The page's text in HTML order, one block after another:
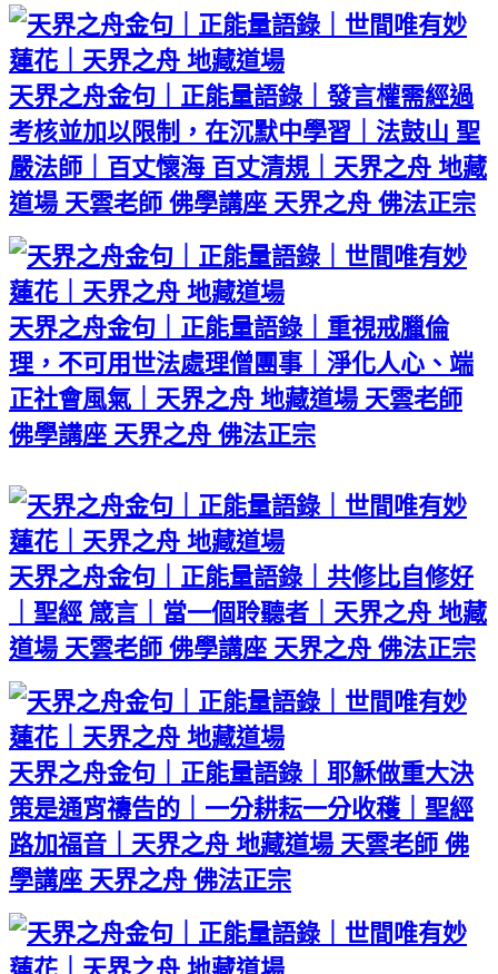
天界之舟金句｜正能量語錄｜發言權需經過
考核並加以限制，在沉默中學習｜法鼓山 聖
嚴法師｜百丈懷海 百丈清規｜天界之舟 地藏
道場 天雲老師 佛學講座 天界之舟 佛法正宗
天界之舟金句｜正能量語錄｜重視戒臘倫
理，不可用世法處理僧團事｜淨化人心、端
正社會風氣｜天界之舟 地藏道場 天雲老師
佛學講座 天界之舟 佛法正宗
天界之舟金句｜正能量語錄｜共修比自修好
｜聖經 箴言｜當一個聆聽者｜天界之舟 地藏
道場 天雲老師 佛學講座 天界之舟 佛法正宗
天界之舟金句｜正能量語錄｜耶穌做重大決
策是通宵禱告的｜一分耕耘一分收穫｜聖經
路加福音｜天界之舟 地藏道場 天雲老師 佛
學講座 天界之舟 佛法正宗